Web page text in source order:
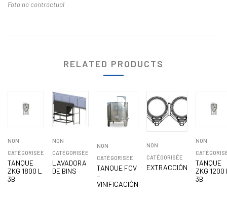
Foto no contractual
RELATED PRODUCTS
NON
CATÉGORISÉE
TANQUE
ZKG 1800 L
3B
NON
CATÉGORISÉE
LAVADORA
DE BINS
NON
CATÉGORISÉE
TANQUE FOV
–
VINIFICACIÓN
NON
CATÉGORISÉE
EXTRACCIÓN
NON
TANQUE
ZKG 1200
3B